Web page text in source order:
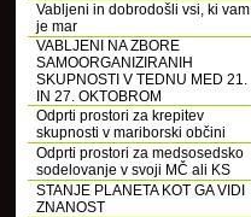
Vabljeni in dobrodošli vsi, ki vam
je mar
VABLJENI NA ZBORE
SAMOORGANIZIRANIH
SKUPNOSTI V TEDNU MED 21.
IN 27. OKTOBROM
Odprti prostori za krepitev
skupnosti v mariborski občini
Odprti prostori za medsosedsko
sodelovanje v svoji MČ ali KS
STANJE PLANETA KOT GA VIDI
ZNANOST